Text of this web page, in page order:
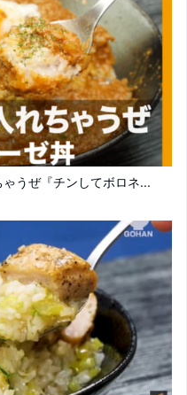
ゃうぜ『チンしてボロネ...